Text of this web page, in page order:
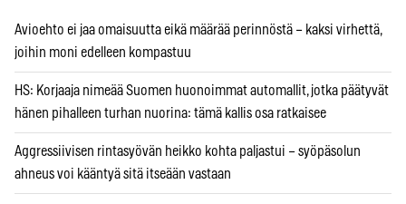
Avioehto ei jaa omaisuutta eikä määrää perinnöstä – kaksi virhettä,
joihin moni edelleen kompastuu
HS: Korjaaja nimeää Suomen huonoimmat automallit, jotka päätyvät
hänen pihalleen turhan nuorina: tämä kallis osa ratkaisee
Aggressiivisen rintasyövän heikko kohta paljastui – syöpäsolun
ahneus voi kääntyä sitä itseään vastaan